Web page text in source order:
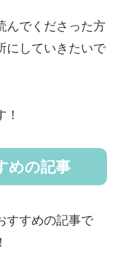
んでくださった方
にしていきたいで
めの記事
すすめの記事で